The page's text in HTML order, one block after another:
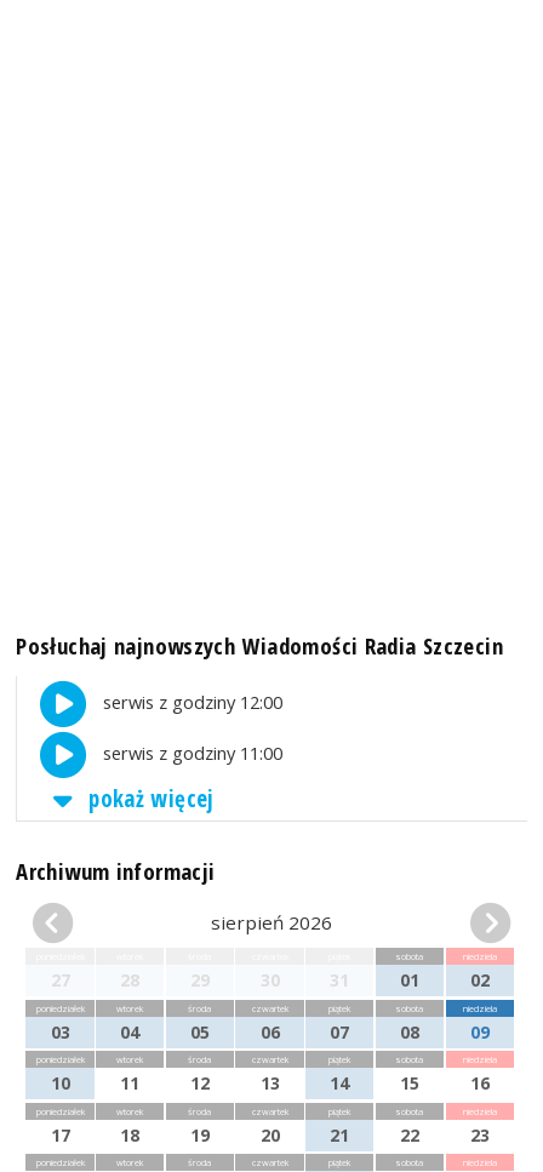
Posłuchaj najnowszych Wiadomości Radia Szczecin
serwis z godziny 12:00
serwis z godziny 11:00
pokaż więcej
Archiwum informacji
sierpień 2026
27 28 29 30 31
sobota
01
niedziela
02
poniedziałek
03
wtorek
04
środa
05
czwartek
06
piątek
07
sobota
08
niedziela
09
poniedziałek
10
wtorek
11
środa
12
czwartek
13
piątek
14
sobota
15
niedziela
16
poniedziałek
17
wtorek
18
środa
19
czwartek
20
piątek
21
sobota
22
niedziela
23
poniedziałek wtorek środa czwartek piątek sobota niedziela